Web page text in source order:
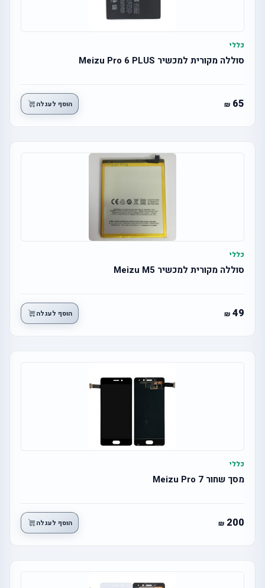
כללי
סוללה מקורית למכשיר Meizu Pro 6 PLUS
65 הוסף לעגלה
כללי
סוללה מקורית למכשיר Meizu M5
49 הוסף לעגלה
כללי
מסך שחור Meizu Pro 7
200 הוסף לעגלה